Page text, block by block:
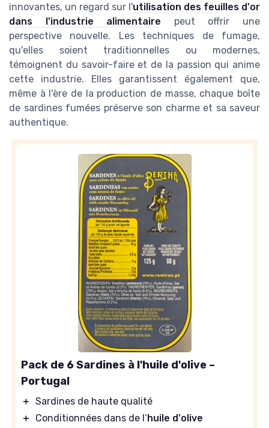
innovantes, un regard sur l'utilisation des feuilles d'or
dans l'industrie alimentaire peut offrir une
perspective nouvelle. Les techniques de fumage,
qu'elles soient traditionnelles ou modernes,
témoignent du savoir-faire et de la passion qui anime
cette industrie. Elles garantissent également que,
même à l'ère de la production de masse, chaque boîte
de sardines fumées préserve son charme et sa saveur
authentique.
Pack de 6 Sardines à l'huile d'olive –
Portugal
＋ Sardines de haute qualité
＋
Conditionnées dans de l’huile d'olive